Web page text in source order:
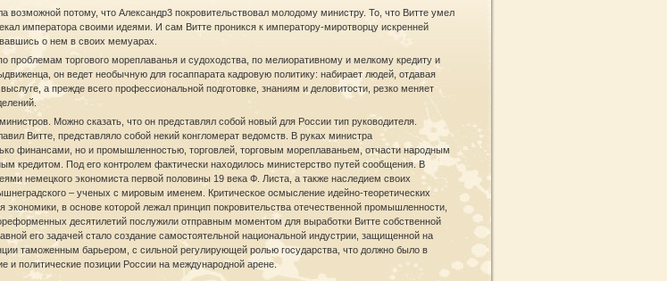
возможной потому, что Александр3 покровительствовал молодому министру. То, что Витте умел
императора своими идеями. И сам Витте проникся к императору-миротворцу искренней
о нем в своих мемуарах.
проблемам торгового мореплаванья и судоходства, по мелиоративному и мелкому кредиту и
он ведет необычную для госаппарата кадровую политику: набирает людей, отдавая
а прежде всего профессиональной подготовке, знаниям и деловитости, резко меняет
Можно сказать, что он представлял собой новый для России тип руководителя.
Витте, представляло собой некий конгломерат ведомств. В руках министра
финансами, но и промышленностью, торговлей, торговым мореплаваньем, отчасти народным
кредитом. Под его контролем фактически находилось министерство путей сообщения. В
немецкого экономиста первой половины 19 века Ф. Листа, а также наследием своих
– ученых с мировым именем. Критическое осмысление идейно-теоретических
экономики, в основе которой лежал принцип покровительства отечественной промышленности,
десятилетий послужили отправным моментом для выработки Витте собственной
его задачей стало создание самостоятельной национальной индустрии, защищенной на
таможенным барьером, с сильной регулирующей ролью государства, что должно было в
и политические позиции России на международной арене.